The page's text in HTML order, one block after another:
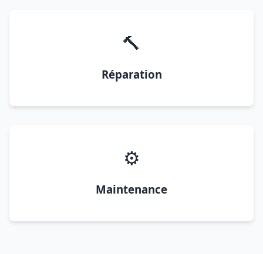
🔨
Réparation
⚙️
Maintenance